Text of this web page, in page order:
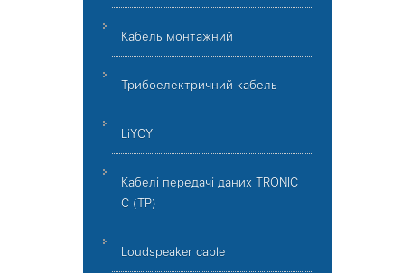
Кабель монтажний
Трибоелектричний кабель
LiYCY
Кабелі передачі даних TRONIC
C (TP)
Loudspeaker cable